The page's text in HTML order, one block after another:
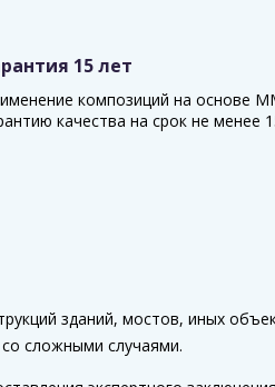
15 лет
композиций на основе
качества на срок не менее
зданий, мостов, иных
сложными случаями.